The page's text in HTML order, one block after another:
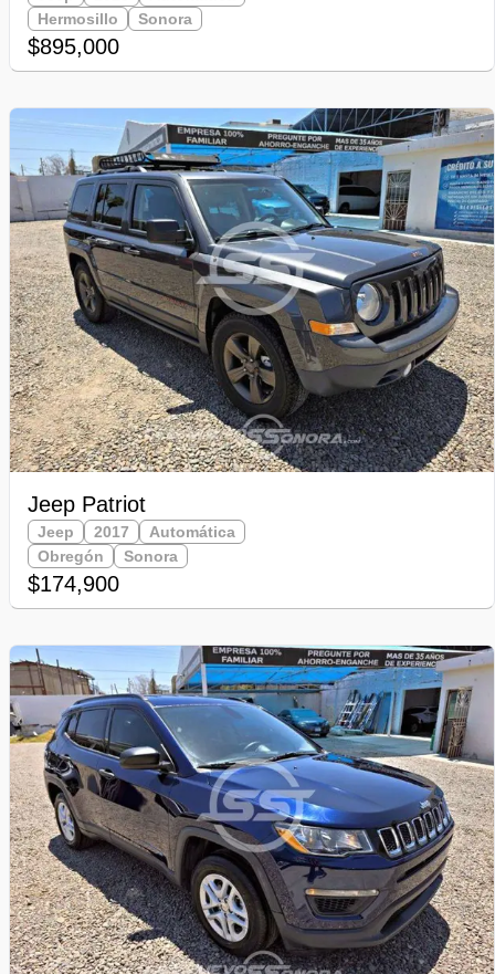
Hermosillo
Sonora
$895,000
Jeep Patriot
Jeep 2017
Automática
Obregón
Sonora
$174,900